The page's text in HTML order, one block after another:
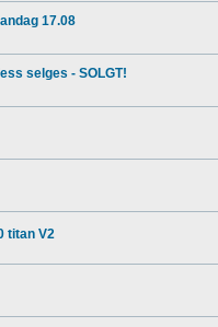
17.08
selges - SOLGT!
titan V2